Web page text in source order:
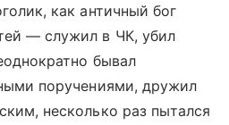
как античный бог
— служил в ЧК, убил
бывал
поручениями, дружил
несколько раз пытался